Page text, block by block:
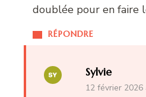
RÉPONDRE
doublée pour en faire
Sylvie
12 février 2026